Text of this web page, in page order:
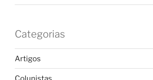
Categorias
Artigos